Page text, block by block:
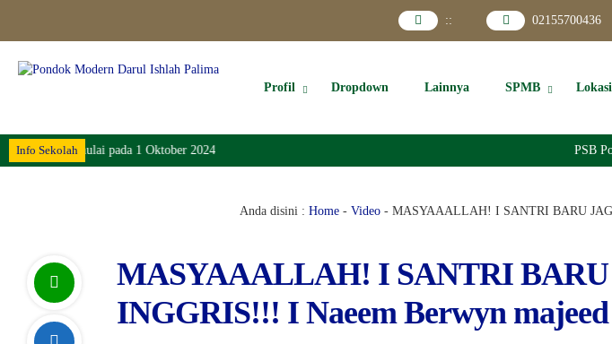
:: 02155700436
Profil Dropdown Lainnya SPMB Lokasi
Info Sekolah PSB
Ishlah dimulai pada 1 Oktober 2024
Anda disini : Home- Video- MASYAAALLAH! I SANTRI BARU
MASYAAALLAH! I SANTRI
INGGRIS!!! I Naeem Berwyn